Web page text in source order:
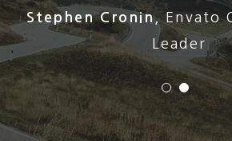
Stephen Cronin,Envato
Leader